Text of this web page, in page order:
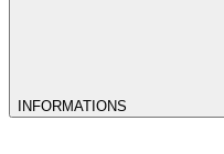
INFORMATIONS